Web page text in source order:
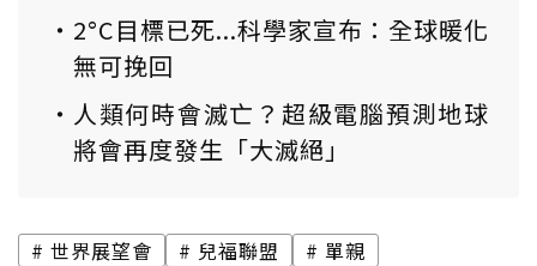
2°C目標已死...科學家宣布：全球暖化
無可挽回
人類何時會滅亡？超級電腦預測地球
將會再度發生「大滅絕」
世界展望會 兒福聯盟 單親